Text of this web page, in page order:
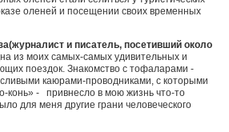
оленей и посещении своих временных
(журналист и писатель, посетивший около
из моих самых-самых удивительных и
поездок. Знакомство с тофаларами -
каюрами-проводниками, с которыми
конь» - привнесло в мою жизнь что-то
для меня другие грани человеческого